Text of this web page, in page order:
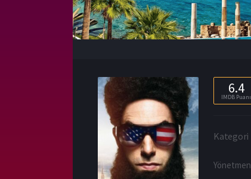
6.4
IMDB Puanı
Kategori
Yönetmen